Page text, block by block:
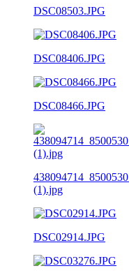
DSC08503.JPG
DSC08406.JPG
DSC08466.JPG
(1).jpg
DSC02914.JPG